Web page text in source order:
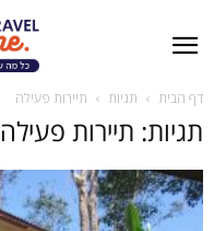
דף הבית תגיות תיירות פעילה
תגיות: תיירות פעילה